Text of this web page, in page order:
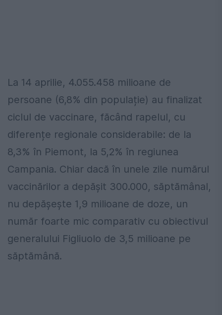
La 14 aprilie, 4.055.458 milioane de
persoane (6,8% din populație) au finalizat
ciclul de vaccinare, făcând rapelul, cu
diferențe regionale considerabile: de la
8,3% în Piemont, la 5,2% în regiunea
Campania. Chiar dacă în unele zile numărul
vaccinărilor a depășit 300.000, săptămânal,
nu depășește 1,9 milioane de doze, un
număr foarte mic comparativ cu obiectivul
generalului Figliuolo de 3,5 milioane pe
săptămână.